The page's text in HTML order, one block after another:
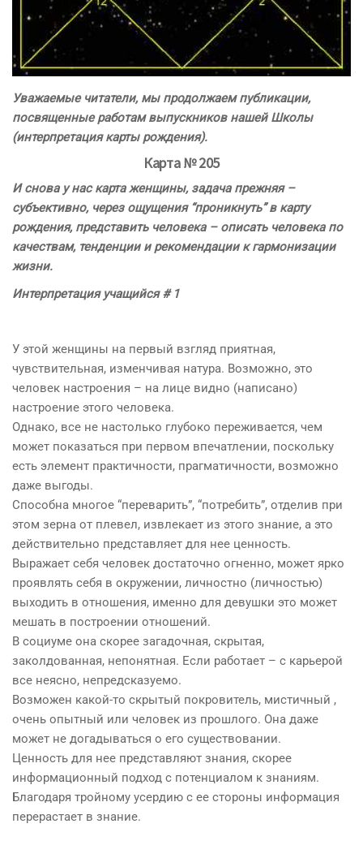
Уважаемые читатели, мы продолжаем публикации,
посвященные работам выпускников нашей Школы
(интерпретация карты рождения).
Карта № 205
И снова у нас карта женщины, задача прежняя –
субъективно, через ощущения “проникнуть” в карту
рождения, представить человека – описать человека по
качествам, тенденции и рекомендации к гармонизации
жизни.
Интерпретация учащийся # 1
У этой женщины на первый взгляд приятная,
чувствительная, изменчивая натура. Возможно, это
человек настроения – на лице видно (написано)
настроение этого человека.
Однако, все не настолько глубоко переживается, чем
может показаться при первом впечатлении, поскольку
есть элемент практичности, прагматичности, возможно
даже выгоды.
Способна многое “переварить”, “потребить”, отделив при
этом зерна от плевел, извлекает из этого знание, а это
действительно представляет для нее ценность.
Выражает себя человек достаточно огненно, может ярко
проявлять себя в окружении, личностно (личностью)
выходить в отношения, именно для девушки это может
мешать в построении отношений.
В социуме она скорее загадочная, скрытая,
заколдованная, непонятная. Если работает – с карьерой
все неясно, непредсказуемо.
Возможен какой-то скрытый покровитель, мистичный ,
очень опытный или человек из прошлого. Она даже
может не догадываться о его существовании.
Ценность для нее представляют знания, скорее
информационный подход с потенциалом к знаниям.
Благодаря тройному усердию с ее стороны информация
перерастает в знание.